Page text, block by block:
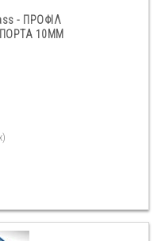
- ΠΡΟΦΙΛ
10ΜΜ